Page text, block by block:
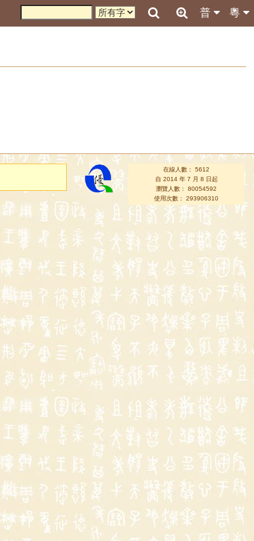
粵
普
在線人數： 5612
自 2014 年 7 月 8 日起
瀏覽人數： 80054592
使用次數： 293906310